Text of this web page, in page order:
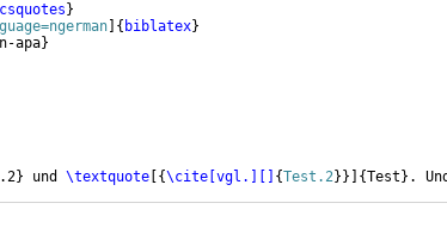
csquotes }
{ biblatex}
apa}
} und \textquote [{\cite[vgl.][] {Test.2} }] {Test } .